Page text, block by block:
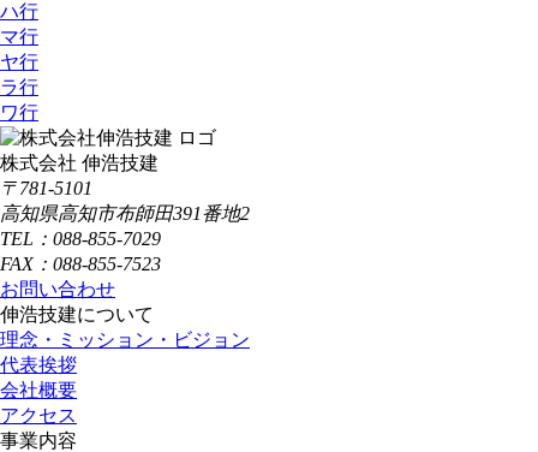
ハ行
マ行
ヤ行
ラ行
ワ行
株式会社 伸浩技建
〒781-5101
高知県高知市布師田391番地2
TEL：088-855-7029
FAX：088-855-7523
お問い合わせ
伸浩技建について
理念・ミッション・ビジョン
代表挨拶
会社概要
アクセス
事業内容